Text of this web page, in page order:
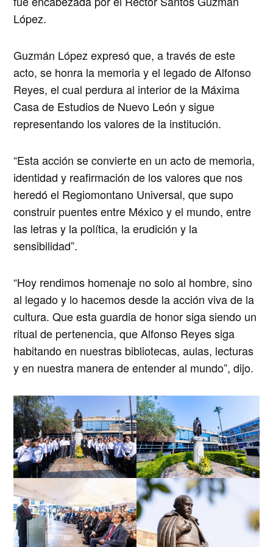
López.
Guzmán López expresó que, a través de este
acto, se honra la memoria y el legado de Alfonso
Reyes, el cual perdura al interior de la Máxima
Casa de Estudios de Nuevo León y sigue
representando los valores de la institución.
“Esta acción se convierte en un acto de memoria,
identidad y reafirmación de los valores que nos
heredó el Regiomontano Universal, que supo
construir puentes entre México y el mundo, entre
las letras y la política, la erudición y la
sensibilidad”.
“Hoy rendimos homenaje no solo al hombre, sino
al legado y lo hacemos desde la acción viva de la
cultura. Que esta guardia de honor siga siendo un
ritual de pertenencia, que Alfonso Reyes siga
habitando en nuestras bibliotecas, aulas, lecturas
y en nuestra manera de entender al mundo”, dijo.